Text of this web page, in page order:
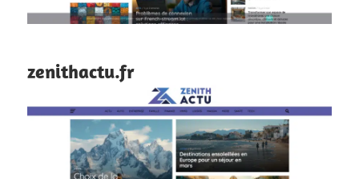
zenithactu.fr